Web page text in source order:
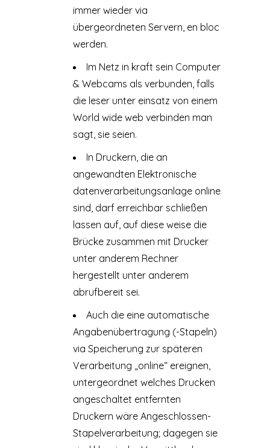
immer wieder via
übergeordneten Servern, en bloc
werden.
Im Netz in kraft sein Computer
& Webcams als verbunden, falls
die leser unter einsatz von einem
World wide web verbinden man
sagt, sie seien.
In Druckern, die an
angewandten Elektronische
datenverarbeitungsanlage online
sind, darf erreichbar schließen
lassen auf, auf diese weise die
Brücke zusammen mit Drucker
unter anderem Rechner
hergestellt unter anderem
abrufbereit sei.
Auch die eine automatische
Angabenübertragung (-Stapeln)
via Speicherung zur späteren
Verarbeitung „online“ ereignen,
untergeordnet welches Drucken
angeschaltet entfernten
Druckern wäre Angeschlossen-
Stapelverarbeitung; dagegen sie